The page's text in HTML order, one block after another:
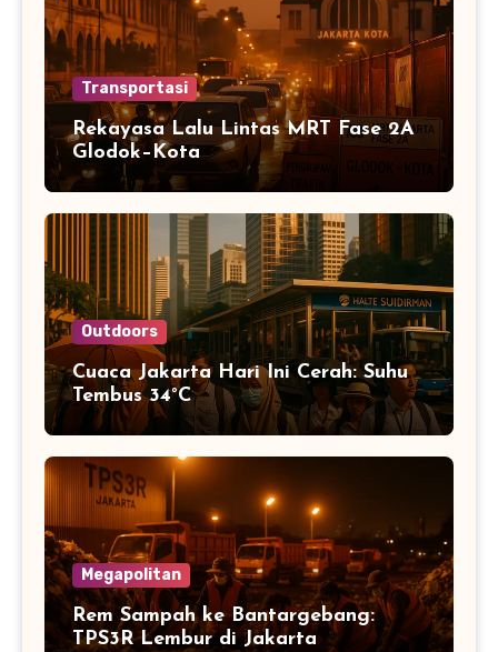
Transportasi
Rekayasa Lalu Lintas MRT Fase 2A
Glodok–Kota
Outdoors
Cuaca Jakarta Hari Ini Cerah: Suhu
Tembus 34°C
Megapolitan
Rem Sampah ke Bantargebang:
TPS3R Lembur di Jakarta